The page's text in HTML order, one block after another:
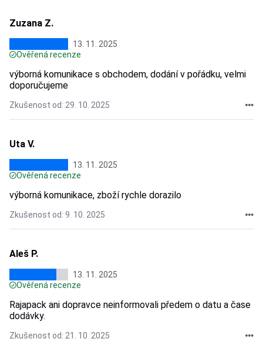
Zuzana Z.
13. 11. 2025
Ověřená recenze
výborná komunikace s obchodem, dodání v pořádku, velmi
doporučujeme
Zkušenost od: 29. 10. 2025
Uta V.
13. 11. 2025
Ověřená recenze
výborná komunikace, zboží rychle dorazilo
Zkušenost od: 9. 10. 2025
Aleš P.
13. 11. 2025
Ověřená recenze
Rajapack ani dopravce neinformovali předem o datu a čase
dodávky.
Zkušenost od: 21. 10. 2025